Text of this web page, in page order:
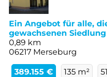
Ein Angebot für alle,
gewachsenen
0,89 km
06217 Merseburg
389.155 € 135 m²